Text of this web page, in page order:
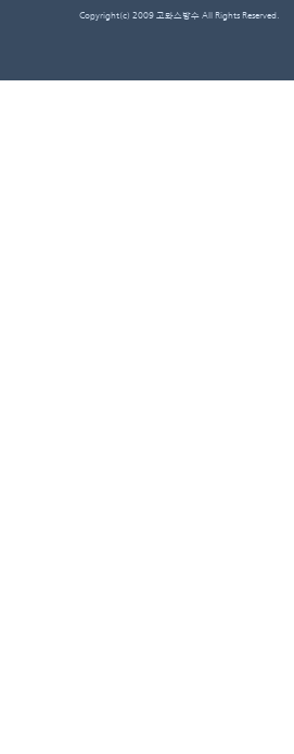
Copyright(c) 2009 고뫄스방수 All Rights Reserved.